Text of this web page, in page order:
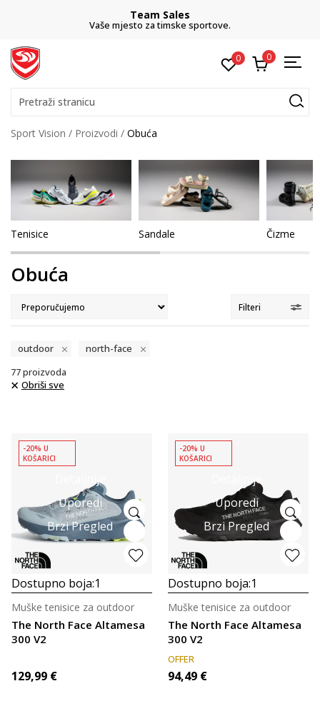
Team Sales
Vaše mjesto za timske sportove.
0 0
Pretraži stranicu
Sport Vision Proizvodi Obuća
Tenisice Sandale Čizme
Obuća
Filteri
outdoor
north-face
77proizvoda
Obriši sve
Detaljnije
Uporedi
Brzi Pregled
-20% U
KOŠARICI
Dostupno boja:1
The North Face Altamesa
300 V2
Muške tenisice za outdoor
129,99 €
Detaljnije
Uporedi
Brzi Pregled
-20% U
KOŠARICI
Dostupno boja:1
The North Face Altamesa
300 V2
Muške tenisice za outdoor
OFFER
94,49 €